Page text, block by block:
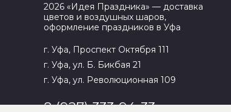
2026 «Идея Праздника» — доставка
цветов и воздушных шаров,
оформление праздников в Уфа
г. Уфа, Проспект Октября 111
г. Уфа, ул. Б. Бикбая 21
г. Уфа, ул. Революционная 109
8 (927) 333-94-33